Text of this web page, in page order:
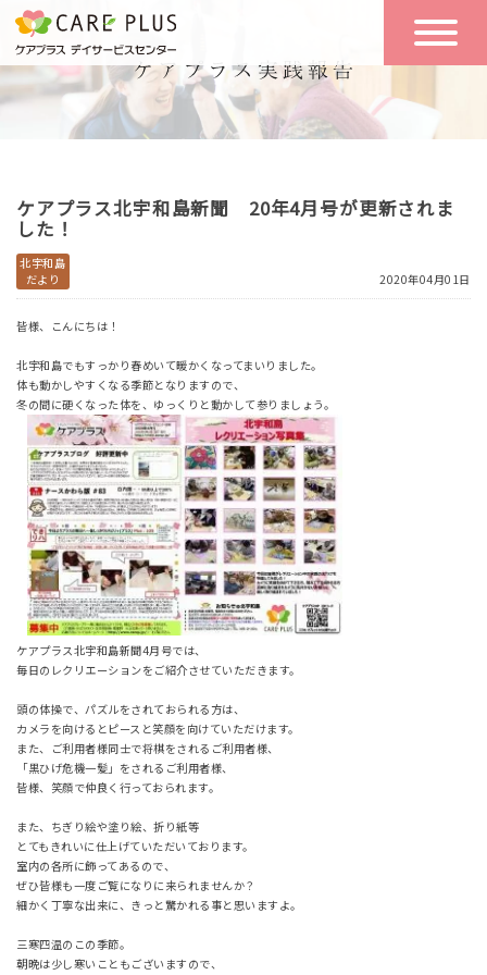
こんな方に
おすすめ
一日の流れ
一日体験
空き状況
リクルート
お問い合わせ
体験希望
ケアプラス北宇和島新聞 20年4月号が更新されま
した！
北宇和島
だより
2020年04月01日
皆様、こんにちは！
北宇和島でもすっかり春めいて暖かくなってまいりました。
体も動かしやすくなる季節となりますので、
冬の間に硬くなった体を、ゆっくりと動かして参りましょう。
ケアプラス北宇和島新聞4月号では、
毎日のレクリエーションをご紹介させていただきます。
頭の体操で、パズルをされておられる方は、
カメラを向けるとピースと笑顔を向けていただけます。
また、ご利用者様同士で将棋をされるご利用者様、
「黒ひげ危機一髪」をされるご利用者様、
皆様、笑顔で仲良く行っておられます。
また、ちぎり絵や塗り絵、折り紙等
とてもきれいに仕上げていただいております。
室内の各所に飾ってあるので、
ぜひ皆様も一度ご覧になりに来られませんか？
細かく丁寧な出来に、きっと驚かれる事と思いますよ。
三寒四温のこの季節。
朝晩は少し寒いこともございますので、